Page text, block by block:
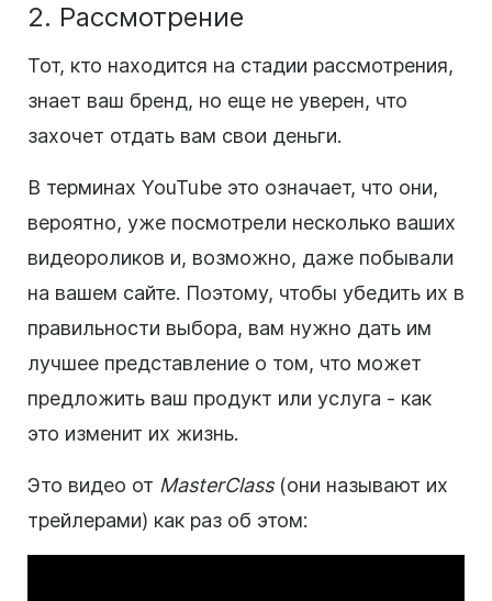
2. Рассмотрение
Тот, кто находится на стадии рассмотрения,
знает ваш бренд, но еще не уверен, что
захочет отдать вам свои деньги.
В терминах YouTube это означает, что они,
вероятно, уже посмотрели несколько ваших
видеороликов и, возможно, даже побывали
на вашем сайте. Поэтому, чтобы убедить их в
правильности выбора, вам нужно дать им
лучшее представление о том, что может
предложить ваш продукт или услуга - как
это изменит их жизнь.
Это видео от MasterClass(они называют их
трейлерами) как раз об этом: